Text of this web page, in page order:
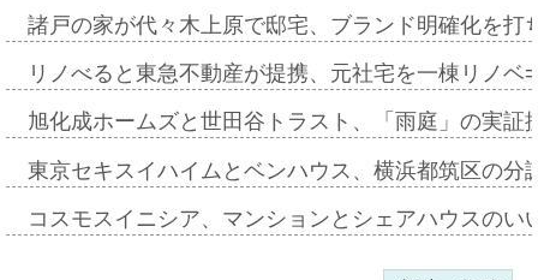
諸戸の家が代々木上原で邸宅、ブランド明確化を
リノべると東急不動産が提携、元社宅を一棟リノ
旭化成ホームズと世田谷トラスト、「雨庭」の実
東京セキスイハイムとベンハウス、横浜都筑区の
コスモスイニシア、マンションとシェアハウスの